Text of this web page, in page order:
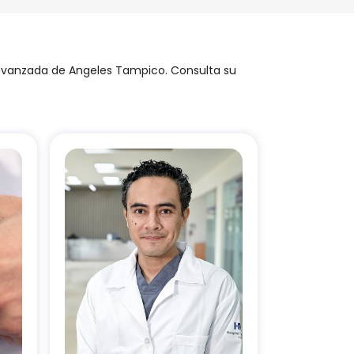
de Angeles Tampico. Consulta su